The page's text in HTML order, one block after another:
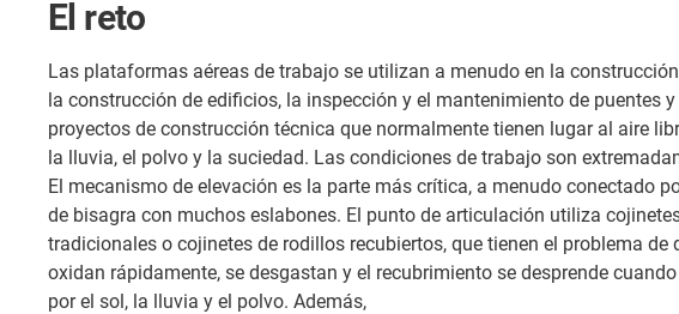
El reto
Las plataformas aéreas de trabajo se utilizan a menudo en la
la construcción de edificios, la inspección y el mantenimiento de puentes
proyectos de construcción técnica que normalmente tienen lugar al aire
la lluvia, el polvo y la suciedad. Las condiciones de trabajo son
El mecanismo de elevación es la parte más crítica, a menudo conectado
de bisagra con muchos eslabones. El punto de articulación utiliza
tradicionales o cojinetes de rodillos recubiertos, que tienen el problema de
oxidan rápidamente, se desgastan y el recubrimiento se desprende
por el sol, la lluvia y el polvo. Además,